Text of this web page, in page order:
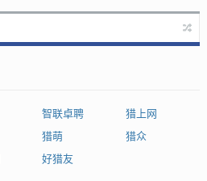
智联卓聘
猎上网
猎萌
猎众
好猎友